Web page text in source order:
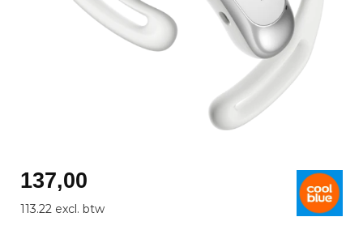
137,00
113.22 excl. btw